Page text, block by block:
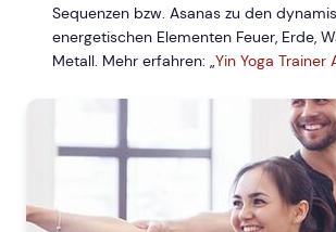
Sequenzen bzw. Asanas zu den
energetischen Elementen Feuer, Erde,
Metall. Mehr erfahren: „Yin Yoga Trainer